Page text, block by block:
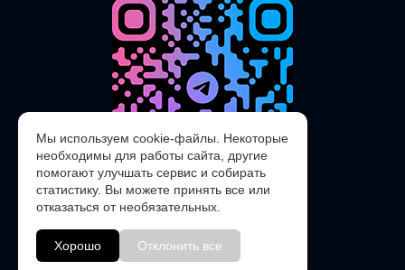
@POLARIS_SERVICE_KG_bot
Мы используем cookie-файлы. Некоторые
необходимы для работы сайта, другие
помогают улучшать сервис и собирать
статистику. Вы можете принять все или
отказаться от необязательных.
Хорошо Отклонить все